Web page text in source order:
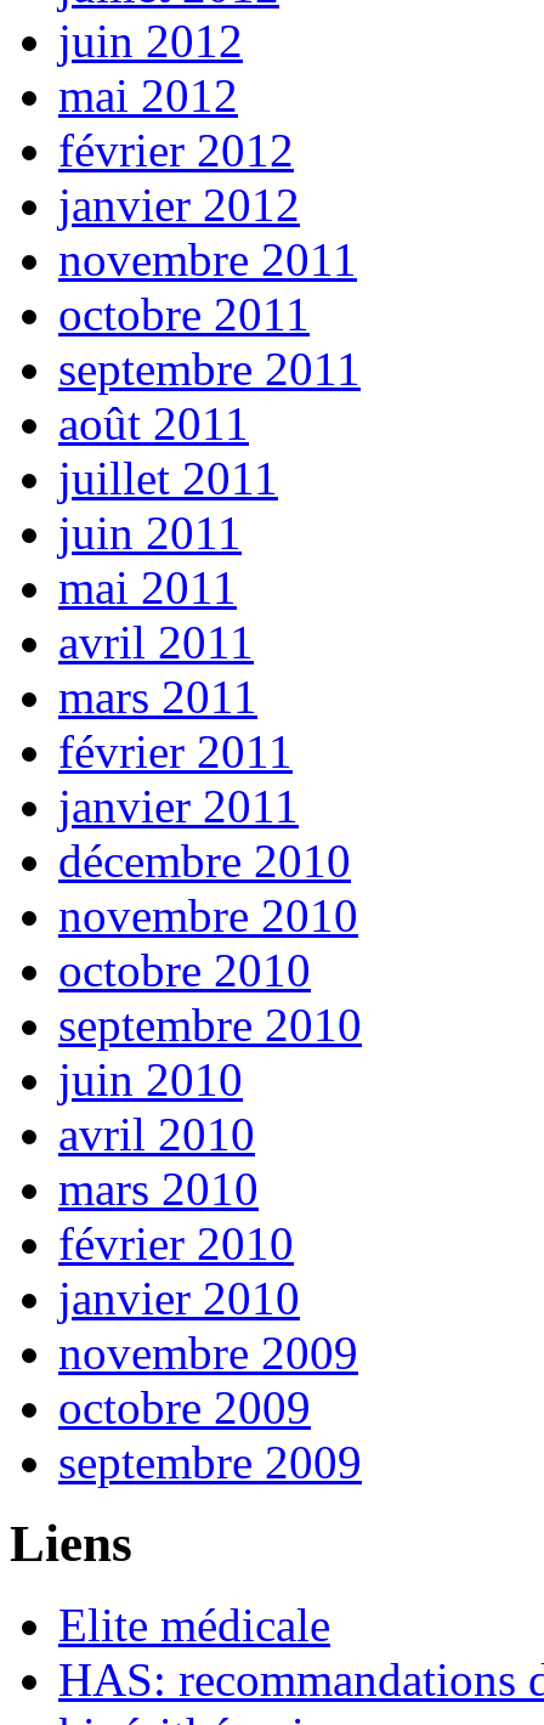
juin 2012
mai 2012
février 2012
janvier 2012
novembre 2011
octobre 2011
septembre 2011
août 2011
juillet 2011
juin 2011
mai 2011
avril 2011
mars 2011
février 2011
janvier 2011
décembre 2010
novembre 2010
octobre 2010
septembre 2010
juin 2010
avril 2010
mars 2010
février 2010
janvier 2010
novembre 2009
octobre 2009
septembre 2009
Liens
Elite médicale
HAS: recommandations